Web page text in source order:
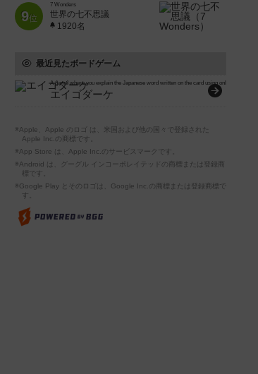
9位
7 Wonders
世界の七不思議
1920名
最近見たボードゲーム
A game where you explain the Japanese word written on the card using only English,
エイゴダーケ
※Apple、Apple のロゴ は、米国および他の国々で登録された
Apple Inc.の商標です。
※App Store は、Apple Inc.のサービスマークです。
※Android は、グーグル インコーポレイテッドの商標または登録商
標です。
※Google Play とそのロゴは、Google Inc.の商標または登録商標で
す。